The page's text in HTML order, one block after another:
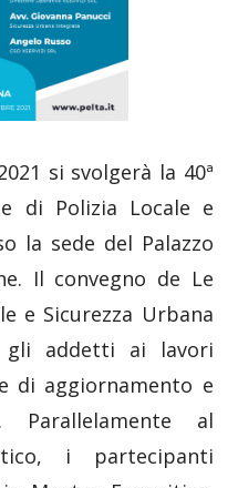
si svolgerà la 40ª
di Polizia Locale e
la sede del Palazzo
Il convegno de Le
e Sicurezza Urbana
addetti ai lavori
di aggiornamento e
Parallelamente al
i partecipanti